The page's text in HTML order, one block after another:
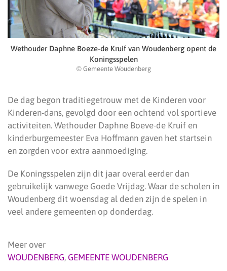
Wethouder Daphne Boeze-de Kruif van Woudenberg opent de
Koningsspelen
© Gemeente Woudenberg
De dag begon traditiegetrouw met de Kinderen voor
Kinderen-dans, gevolgd door een ochtend vol sportieve
activiteiten. Wethouder Daphne Boeve-de Kruif en
kinderburgemeester Eva Hoffmann gaven het startsein
en zorgden voor extra aanmoediging.
De Koningsspelen zijn dit jaar overal eerder dan
gebruikelijk vanwege Goede Vrijdag. Waar de scholen in
Woudenberg dit woensdag al deden zijn de spelen in
veel andere gemeenten op donderdag.
Meer over
WOUDENBERG, GEMEENTE WOUDENBERG